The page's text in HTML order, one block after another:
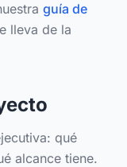
guía de
lleva de la
qué
alcance tiene.